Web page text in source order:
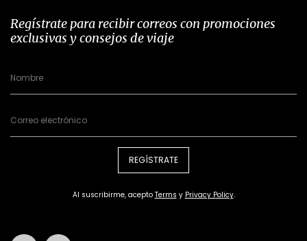
Regístrate para recibir correos con promociones
exclusivas y consejos de viaje
REGÍSTRATE
Al suscribirme, acepto Terms y Privacy Policy.